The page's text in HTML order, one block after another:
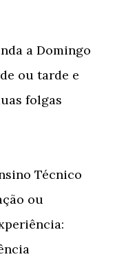
a Domingo
ou tarde e
folgas
Técnico
ou